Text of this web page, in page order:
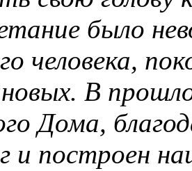
было
человека,
В
Дома,
и построен